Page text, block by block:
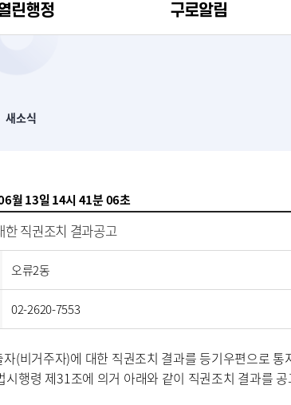
린행정 구로알림
새소식
월 13일 14시 41분 06초
직권조치 결과공고
오류2동
02-2620-7553
자(비거주자)에 대한 직권조치 결과를 등기우편으로 통
시행령 제31조에 의거 아래와 같이 직권조치 결과를